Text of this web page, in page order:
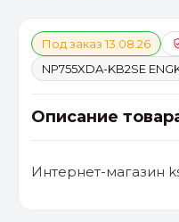
Под заказ 13.08.26
NP755XDA-KB2SE
Описание
Интернет-магазин